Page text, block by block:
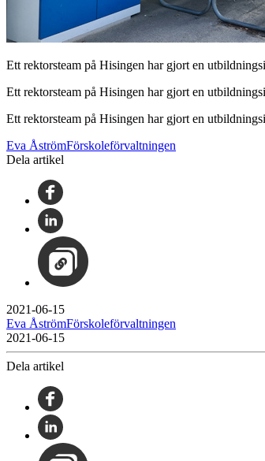
Ett rektorsteam på Hisingen har gjort en
Ett rektorsteam på Hisingen har gjort en
Ett rektorsteam på Hisingen har gjort en
Eva ÅströmFörskoleförvaltningen
Dela artikel
2021-06-15
Eva ÅströmFörskoleförvaltningen
2021-06-15
Dela artikel